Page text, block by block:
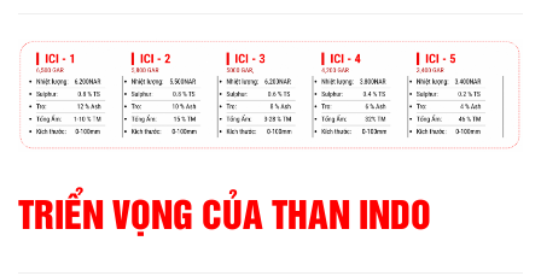
TRIỂN VỌNG CỦA THAN INDO